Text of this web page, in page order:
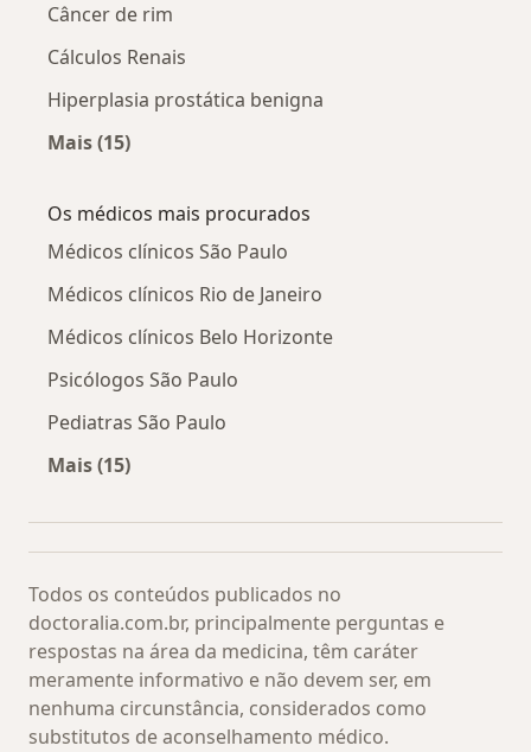
Câncer de rim
Cálculos Renais
Hiperplasia prostática benigna
Mais (15)
Os médicos mais procurados
Médicos clínicos São Paulo
Médicos clínicos Rio de Janeiro
Médicos clínicos Belo Horizonte
Psicólogos São Paulo
Pediatras São Paulo
Mais (15)
Todos os conteúdos publicados no
doctoralia.com.br, principalmente perguntas e
respostas na área da medicina, têm caráter
meramente informativo e não devem ser, em
nenhuma circunstância, considerados como
substitutos de aconselhamento médico.